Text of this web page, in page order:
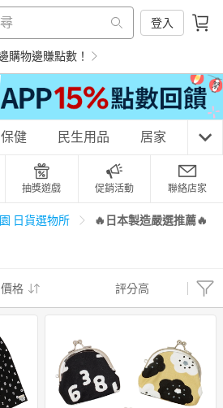
登入
購物邊賺點數！
糕 養生保健 民生用品
電 親子玩具
化妝保養 情趣用品
保健 民生用品 居家 3C
抽獎遊戲 促銷活動 聯絡店家
日貨選物所 🔥日本製造嚴選推薦🔥
價格 評分高